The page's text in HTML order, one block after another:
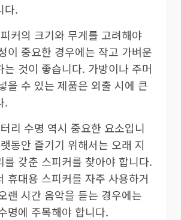
다.
커의 크기와 무게를 고려해야
이 중요한 경우에는 작고 가벼운
는 것이 좋습니다. 가방이나 주머
을 수 있는 제품은 외출 시에 큰
.
리 수명 역시 중요한 요소입니
동안 즐기기 위해서는 오래 지
를 갖춘 스피커를 찾아야 합니다.
휴대용 스피커를 자주 사용하거
랜 시간 음악을 듣는 경우에는
명에 주목해야 합니다.